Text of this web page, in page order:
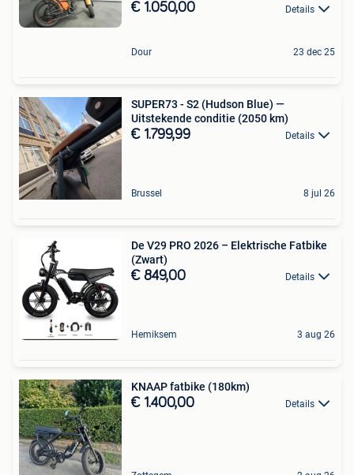
€ 1.050,00 Details
Dour 23 dec 25
SUPER73 - S2 (Hudson Blue) —
Uitstekende conditie (2050 km)
€ 1.799,99 Details
Brussel 8 jul 26
De V29 PRO 2026 – Elektrische Fatbike
(Zwart)
€ 849,00 Details
Hemiksem 3 aug 26
KNAAP fatbike (180km)
€ 1.400,00 Details